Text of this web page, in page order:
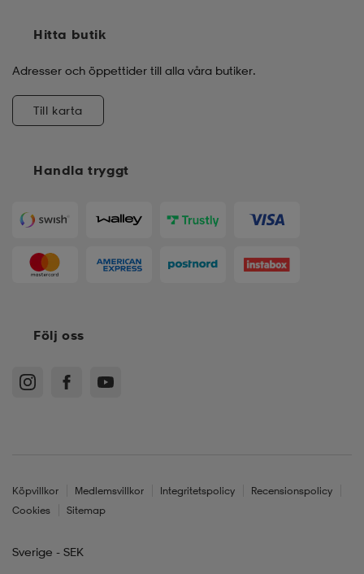
Handla tryggt
Hitta butik
Adresser och öppettider till alla våra butiker.
Till karta
Följ oss
Köpvillkor Medlemsvillkor Integritetspolicy
Recensionspolicy
Cookies
Sitemap
Sverige - SEK